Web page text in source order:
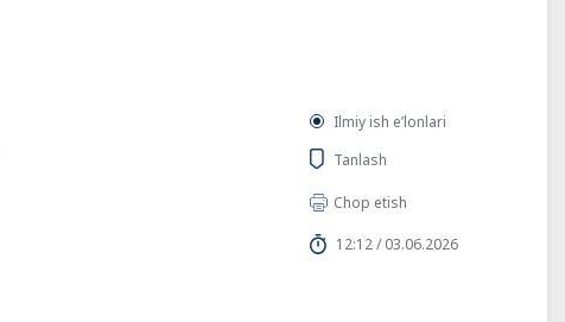
Ilmiy ish eʼlonlari
Tanlash
Chop etish
12:12 / 03.06.2026